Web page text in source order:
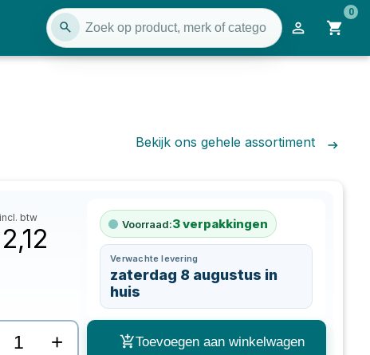
0
Bekijk ons gehele assortiment
btw Voorraad:3verpakkingen
Verwachte levering
zaterdag 8 augustus in
huis
+ Toevoegen aan winkelwagen